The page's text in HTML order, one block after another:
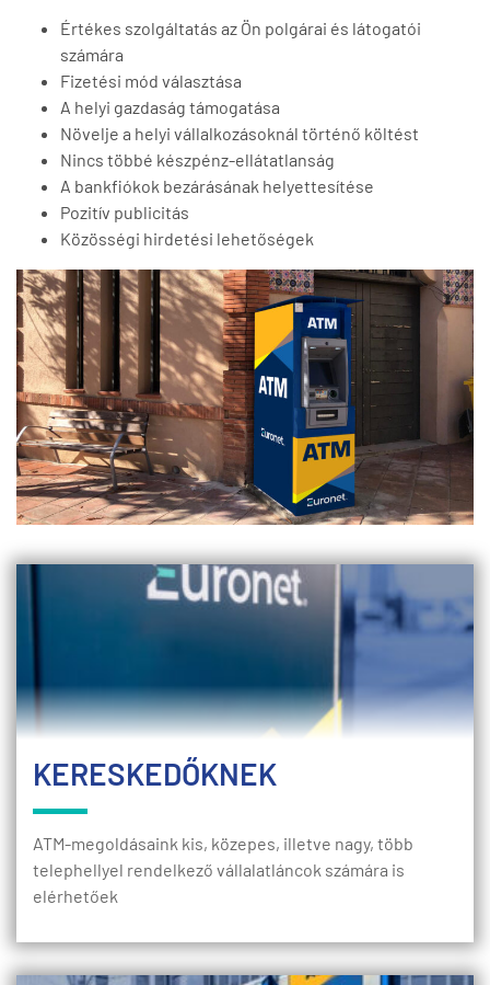
Értékes szolgáltatás az Ön polgárai és látogatói
számára
Fizetési mód választása
A helyi gazdaság támogatása
Növelje a helyi vállalkozásoknál történő költést
Nincs többé készpénz-ellátatlanság
A bankfiókok bezárásának helyettesítése
Pozitív publicitás
Közösségi hirdetési lehetőségek
KERESKEDŐKNEK
ATM-megoldásaink kis, közepes, illetve nagy, több
telephellyel rendelkező vállalatláncok számára is
elérhetőek